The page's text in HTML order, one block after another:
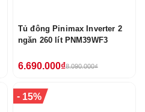
Tủ đông Pinimax Inverter 2
ngăn 260 lít PNM39WF3
6.690.000₫8.090.000₫
-15%